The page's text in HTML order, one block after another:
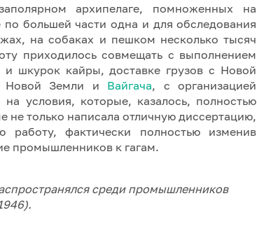
архипелаге, помноженных на
большей части одна и для обследования
на собаках и пешком несколько тысяч
приходилось совмещать с выполнением
шкурок кайры, доставке грузов с Новой
Новой Земли и Вайгача, с организацией
условия, которые, казалось, полностью
только написала отличную диссертацию,
работу, фактически полностью изменив
промышленников к гагам.
среди промышленников